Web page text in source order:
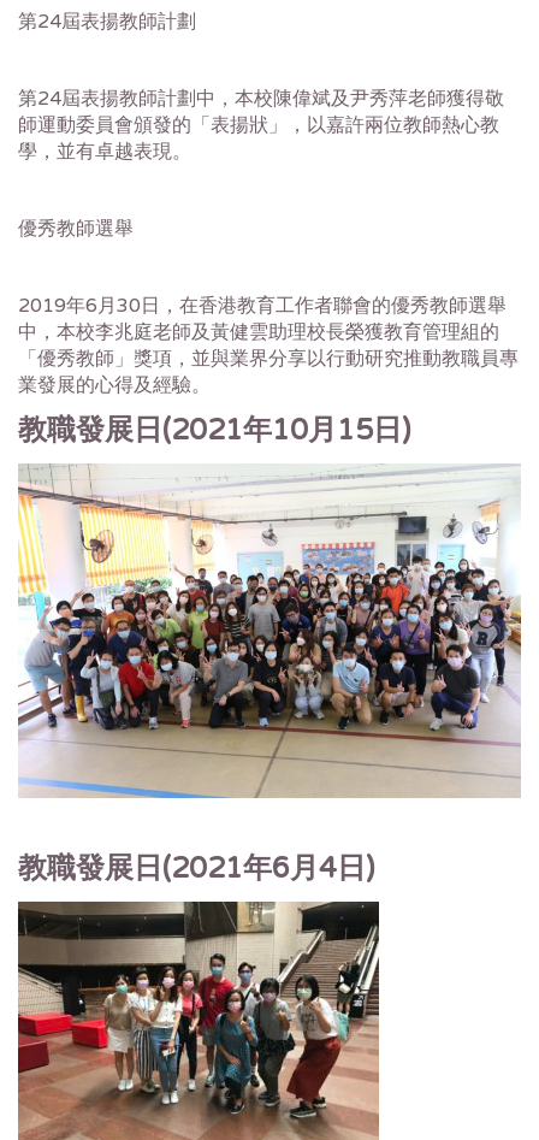
第24屆表揚教師計劃
第24屆表揚教師計劃中，本校陳偉斌及尹秀萍老師獲得敬
師運動委員會頒發的「表揚狀」，以嘉許兩位教師熱心教
學，並有卓越表現。
優秀教師選舉
2019年6月30日，在香港教育工作者聯會的優秀教師選舉
中，本校李兆庭老師及黃健雲助理校長榮獲教育管理組的
「優秀教師」獎項，並與業界分享以行動研究推動教職員專
業發展的心得及經驗。
教職發展日(2021年10月15日)
教職發展日(2021年6月4日)